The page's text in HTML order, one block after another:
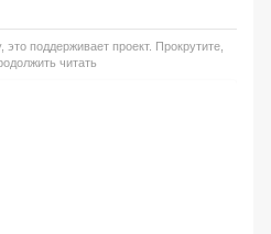
поддерживает проект. Прокрутите,
читать